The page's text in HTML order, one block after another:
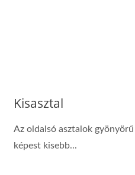
Kisasztal
Az oldalsó asztalok
képest kisebb...